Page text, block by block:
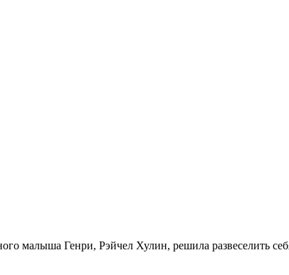
малыша Генри, Рэйчел Хулин, решила развеселить